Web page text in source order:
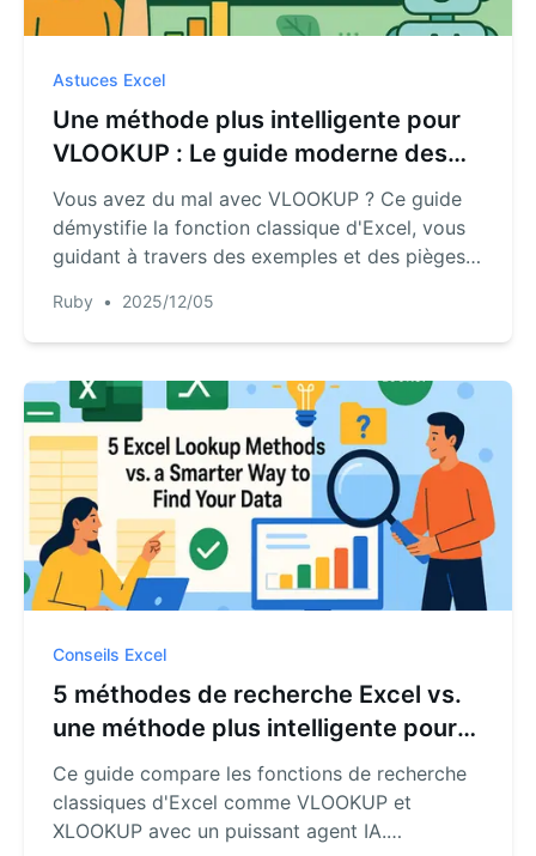
Astuces Excel
Une méthode plus intelligente pour
VLOOKUP : Le guide moderne des
recherches de données dans Excel
Vous avez du mal avec VLOOKUP ? Ce guide
démystifie la fonction classique d'Excel, vous
guidant à travers des exemples et des pièges
approche révolutionnaire par IA qui vous
permet d'effectuer des recherches de données
formules. Préparez-vous à booster votre flux
de travail.
Ruby • 2025/12/05
Conseils Excel
5 méthodes de recherche Excel vs.
une méthode plus intelligente pour
trouver vos données
Ce guide compare les fonctions de recherche
classiques d'Excel comme VLOOKUP et
XLOOKUP avec un puissant agent IA.